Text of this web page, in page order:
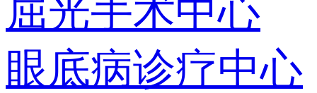
屈光手术中心
眼底病诊疗中心